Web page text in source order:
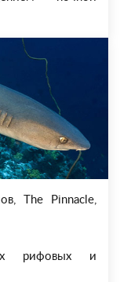
The Pinnacle,
рифовых и